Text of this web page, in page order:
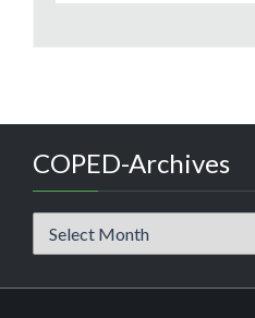
COPED-Archives
Archives